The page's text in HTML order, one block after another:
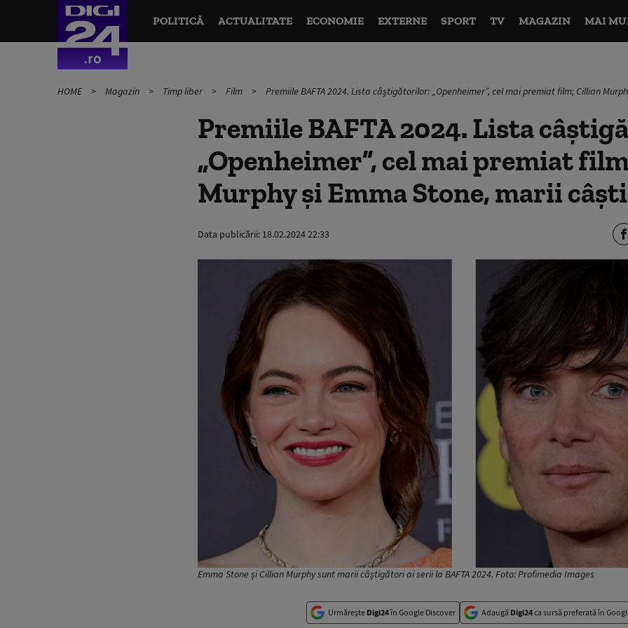
POLITICĂ ACTUALITATE ECONOMIE EXTERNE SPORT TV MAGAZIN MAI
HOME Magazin Timp liber Film Premiile BAFTA 2024. Lista câștigătorilor: „Openheimer”, cel mai premiat film; Cillian
Premiile BAFTA 2024. Lista
„Openheimer”, cel mai premiat
Murphy și Emma Stone, marii
Data publicării: 18.02.2024 22:33
Emma Stone și Cillian Murphy sunt marii câștigători ai serii la BAFTA 2024. Foto: Profimedia Images
Urmărește Digi24în Google Discover Adaugă Digi24ca sursă preferată în